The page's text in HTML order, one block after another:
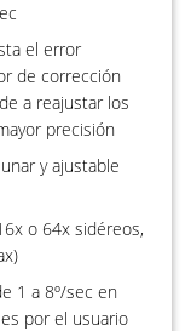
el error
de corrección
a reajustar los
precisión
y ajustable
o 64x sidéreos,
1 a 8º/sec en
por el usuario